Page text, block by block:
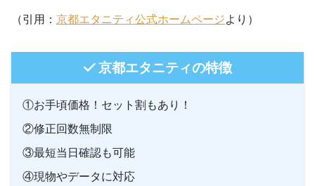
（引用： 京都エタニティ公式ホームページより）
京都エタニティの特徴
①お手頃価格！セット割もあり！
②修正回数無制限
③最短当日確認も可能
④現物やデータに対応